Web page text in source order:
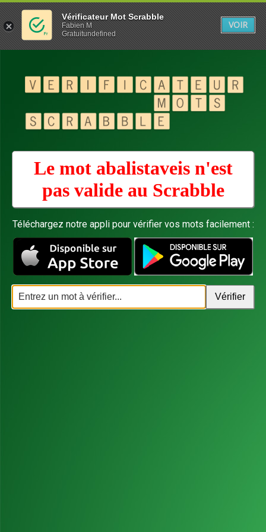
Le mot abalistaveis n'est
pas valide au Scrabble
Téléchargez notre appli pour vérifier vos mots facilement :
Vérificateur Mot Scrabble
Fabien M
Gratuitundefined
VOIR